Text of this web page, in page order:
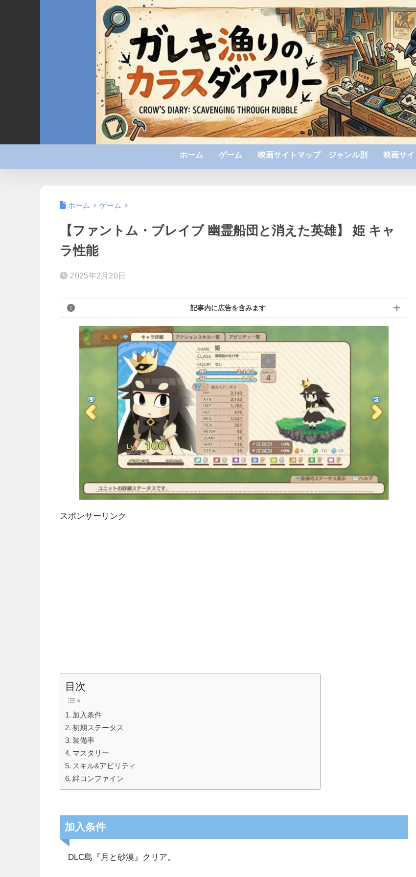
ホーム ゲーム 映画サイトマップ ジャンル別 映画サ
ホーム ゲーム
【ファントム・ブレイブ 幽霊船団と消えた英雄】 姫 キャ
ラ性能
2025年2月20日
記事内に広告を含みます
スポンサーリンク
目次
加入条件
初期ステータス
装備率
マスタリー
スキル&アビリティ
絆コンファイン
加入条件
DLC島『月と砂漠』クリア。